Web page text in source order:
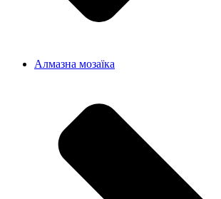
Алмазна мозаїка